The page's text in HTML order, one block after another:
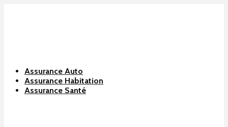
Assurance Auto
Assurance Habitation
Assurance Santé